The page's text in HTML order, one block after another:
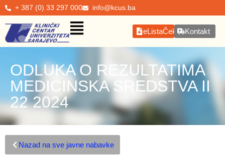
+ 387 (0) 33 297 000 info@kcus.ba
eListaČekanjaKontakt
ODLUKA O REZULTATIMA
MEDICINSKA SREDSTVA II
22 2024
Nazad na sve javne nabavke